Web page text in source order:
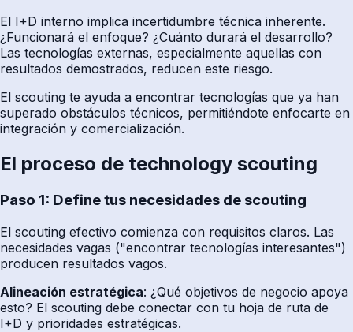
El I+D interno implica incertidumbre técnica inherente.
¿Funcionará el enfoque? ¿Cuánto durará el desarrollo?
Las tecnologías externas, especialmente aquellas con
resultados demostrados, reducen este riesgo.
El scouting te ayuda a encontrar tecnologías que ya han
superado obstáculos técnicos, permitiéndote enfocarte en
integración y comercialización.
El proceso de technology scouting
Paso 1: Define tus necesidades de scouting
El scouting efectivo comienza con requisitos claros. Las
necesidades vagas ("encontrar tecnologías interesantes")
producen resultados vagos.
Alineación estratégica: ¿Qué objetivos de negocio apoya
esto? El scouting debe conectar con tu hoja de ruta de
I+D y prioridades estratégicas.